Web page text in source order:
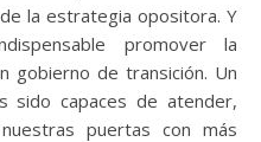
la estrategia opositora. Y
promover la
gobierno de transición. Un
sido capaces de atender,
puertas con más